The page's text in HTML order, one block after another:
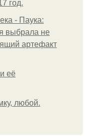
год.
- Паука:
выбрала не
артефакт
её
любой.